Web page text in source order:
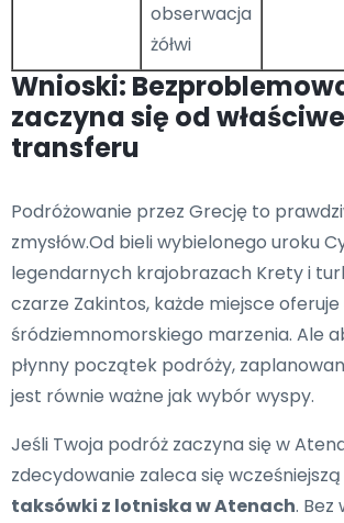
obserwacja
żółwi
Wnioski:
zaczyna się od
transferu
Podróżowanie przez Grecję to
zmysłów.Od bieli wybielonego uroku
legendarnych krajobrazach Krety i
czarze Zakintos, każde miejsce
śródziemnomorskiego marzenia. Ale
płynny początek podróży,
jest równie ważne jak wybór wyspy.
Jeśli Twoja podróż zaczyna się w
zdecydowanie zaleca się
taksówki z lotniska w Atenach. Bez